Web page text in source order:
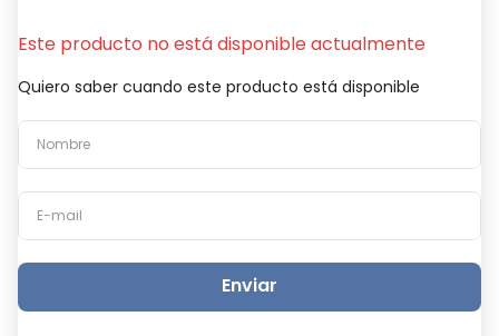
Este producto no está disponible actualmente
Quiero saber cuando este producto está disponible
Enviar